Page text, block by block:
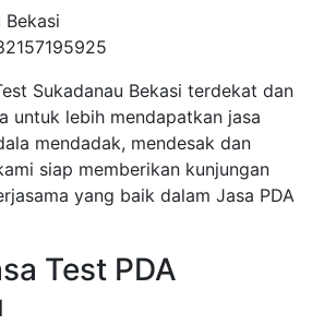
Bekasi
Sukadanau Bekasi terdekat dan
untuk lebih mendapatkan jasa
mendadak, mendesak dan
siap memberikan kunjungan
yang baik dalam Jasa PDA
Test PDA